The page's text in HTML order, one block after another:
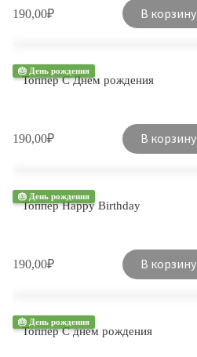
190,00₽ В корзину
🎂 День рождения
Топпер С Днем рождения
190,00₽ В корзину
🎂 День рождения
Топпер Happy Birthday
190,00₽ В корзину
🎂 День рождения
Топпер С днем рождения